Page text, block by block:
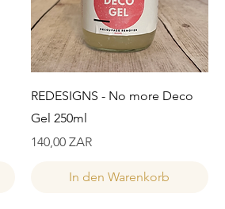
Schnellansicht
REDESIGNS - No more Deco
Gel 250ml
Preis
140,00 ZAR
In den Warenkorb